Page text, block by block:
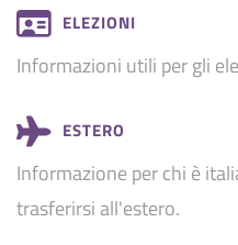
ELEZIONI
Informazioni utili per gli
ESTERO
Informazione per chi è
trasferirsi all'estero.